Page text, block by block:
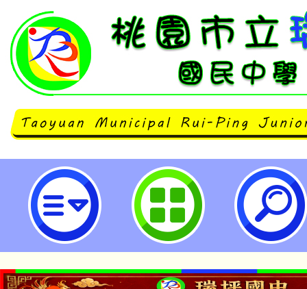
桃園美國學校《雙語及國際教育研
思維之全球化優質人才》研討會-
中學